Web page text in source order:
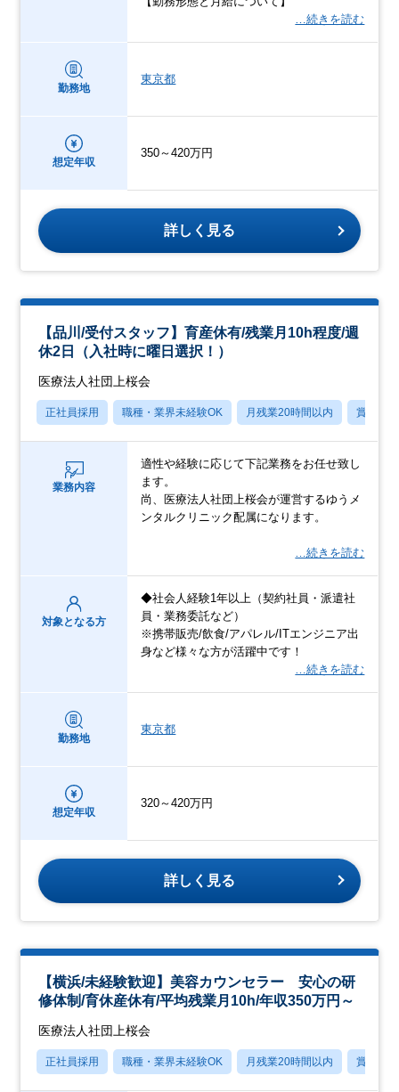
…続きを読む
勤務地
東京都
想定年収
350～420万円
詳しく見る
【品川/受付スタッフ】育産休有/残業月10h程度/週
休2日（入社時に曜日選択！）
医療法人社団上桜会
正社員採用 職種・業界未経験OK 月残業20時間以内 賞与あり
業務内容
適性や経験に応じて下記業務をお任せ致し
ます。
尚、医療法人社団上桜会が運営するゆうメ
ンタルクリニック配属になります。
…続きを読む
対象となる方
◆社会人経験1年以上（契約社員・派遣社
員・業務委託など）
※携帯販売/飲食/アパレル/ITエンジニア出
身など様々な方が活躍中です！
…続きを読む
勤務地
東京都
想定年収
320～420万円
詳しく見る
【横浜/未経験歓迎】美容カウンセラー 安心の研
修体制/育休産休有/平均残業月10h/年収350万円～
医療法人社団上桜会
正社員採用 職種・業界未経験OK 月残業20時間以内 賞与あり